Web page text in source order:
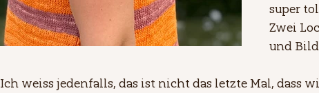
super
Zwei
und
Ich weiss jedenfalls, das ist nicht das letzte Mal, dass